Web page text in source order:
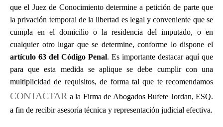
que el Juez de Conocimiento determine a petición de parte que
la privación temporal de la libertad es legal y conveniente que se
cumpla en el domicilio o la residencia del imputado, o en
cualquier otro lugar que se determine, conforme lo dispone el
artículo 63 del Código Penal. Es importante destacar aquí que
para que esta medida se aplique se debe cumplir con una
multiplicidad de requisitos, de forma tal que te recomendamos
CONTACTAR a la Firma de Abogados Bufete Jordan, ESQ.
a fin de recibir asesoría técnica y representación judicial efectiva.